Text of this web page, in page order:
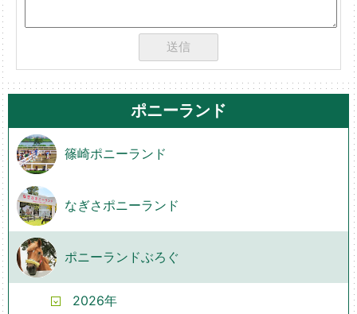
ポニーランド
篠崎ポニーランド
なぎさポニーランド
ポニーランドぶろぐ
2026年